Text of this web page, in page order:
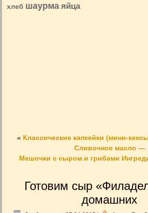
хлеб шаурма яйца
« Классические капкейки (мини-
Сливочное масло —
Мешочки с сыром и грибами
Готовим сыр
домашних